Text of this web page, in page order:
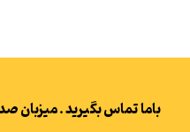
باما تماس بگیرید . میزبان